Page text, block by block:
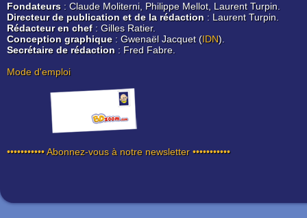
Fondateurs : Claude Moliterni, Philippe Mellot, Laurent Turpin.
Directeur de publication et de la rédaction : Laurent Turpin.
Rédacteur en chef: Gilles Ratier.
Conception graphique: Gwenaël Jacquet (IDN).
Secrétaire de rédaction : Fred Fabre.
Mode d'emploi
••••••••••• Abonnez-vous à notre newsletter •••••••••••